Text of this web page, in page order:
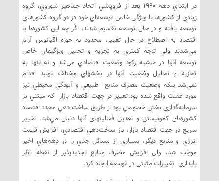
در ابتداي دهه 1990 بعد از فروپاشي اتحاد جماهير شوروي، گروه
زيادي از كشورها با ويژگي خاص توسعه‌اي خود در دو گروه كشورهاي
توسعه يافته و در حال توسعه تقسيم شدند. اگر چه اين كشورها با
اقتصاد به اصطلاح در حال تغيير، محدود به حوزه اقيانوس آرام
مي‌شدند ولي توجه كمتري به تجزيه و تحليل ويژگيهاي خاص
توسعه آنها در حاشيه ركود وضعيت اقتصادي مي‌شد و نه تنها به
تجزيه و تحليل وضعيت آنها در بخشهاي مختلف توليد اقدام
نمي‌شد بلكه وضعيت مصرف منابع طبيعي و آلودگي محيطي نيز
مورد غفلت واقع شده بود.تغيير در جهت اقتصاد بازار كه مبتني بر
سرمايه‌گذاري بخش خصوصي بود از طريق ساخت دهي مجدد اقتصاد
كشورهاي كمونيستي و تعديل فعاليتهاي آنها دنبال مي‌شد. تغيير
سريع در جهت اقتصاد بازار، باز ساخت‌دهي اقتصادي، افزايش قيمت
انرژي و منابع ديگر، بسياري از مسائل جدي را در دهه‌هاي اخير
موجب شد، ولي افزايش مصرف منابع تجديدپذير از نقطه نظر
پايداري تغييرات مثبتي در توسعه ايجاد كرد.